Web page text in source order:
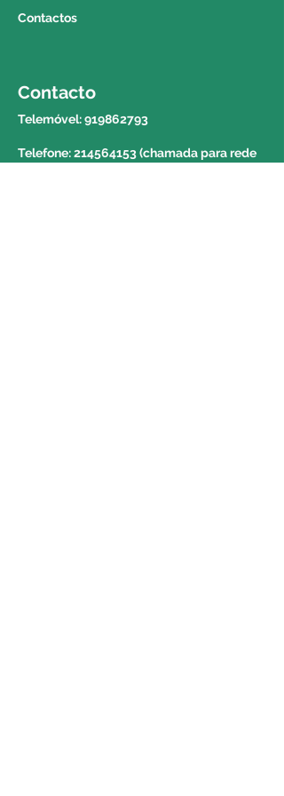
açores. Para saber o valor e o
informação a um colega do
balcão.
Contactos
Contacto
Telemóvel:919862793
Telefone: 214564153 (chamada para rede